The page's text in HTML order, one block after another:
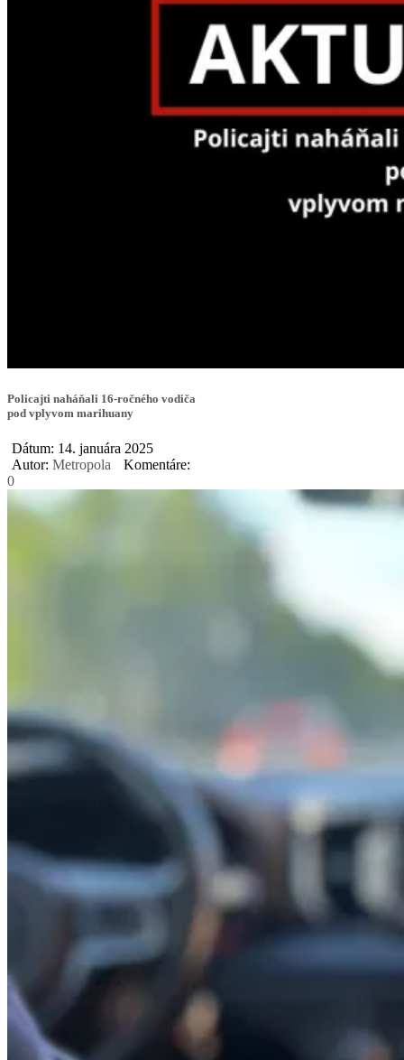
Policajti naháňali 16-ročného vodiča
pod vplyvom marihuany
Dátum: 14. januára 2025
Autor: Metropola
Komentáre:
0